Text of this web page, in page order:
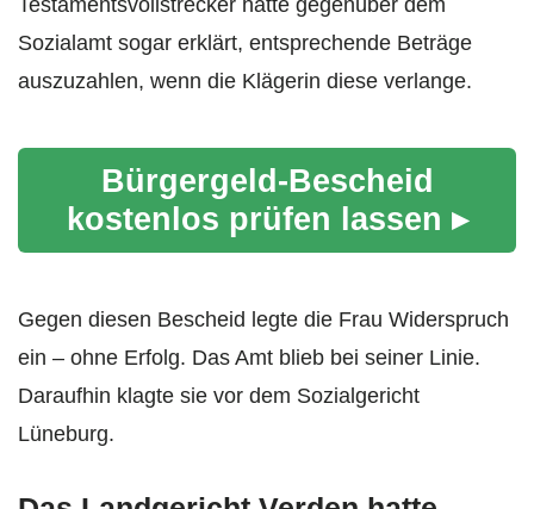
Testamentsvollstrecker hatte gegenüber dem
Sozialamt sogar erklärt, entsprechende Beträge
auszuzahlen, wenn die Klägerin diese verlange.
Bürgergeld-Bescheid
kostenlos prüfen lassen ▸
Gegen diesen Bescheid legte die Frau Widerspruch
ein – ohne Erfolg. Das Amt blieb bei seiner Linie.
Daraufhin klagte sie vor dem Sozialgericht
Lüneburg.